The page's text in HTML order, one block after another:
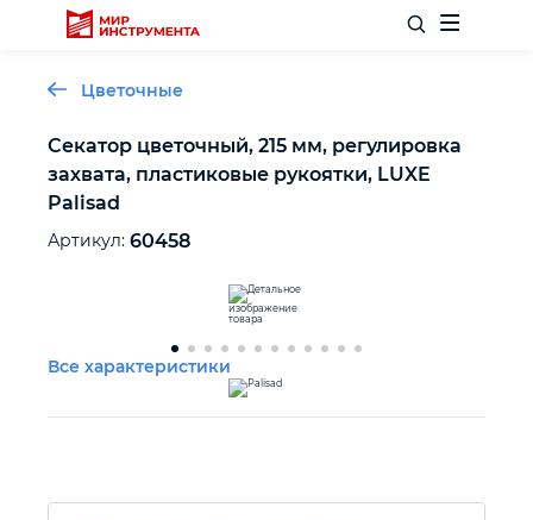
Отделочный инструмент
Слесарный инструмент
Столярный инструмент
Садовый инвентарь
Цветочные
Секатор цветочный, 215 мм, регулировка
захвата, пластиковые рукоятки, LUXE
Palisad
Артикул: 60458
Все характеристики